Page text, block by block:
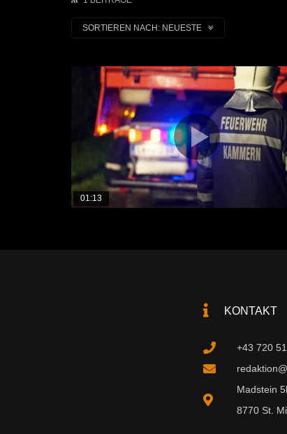
SORTIEREN NACH: NEUESTE
01:13
KONTAKT
+43 720
Madstein
8770 St.